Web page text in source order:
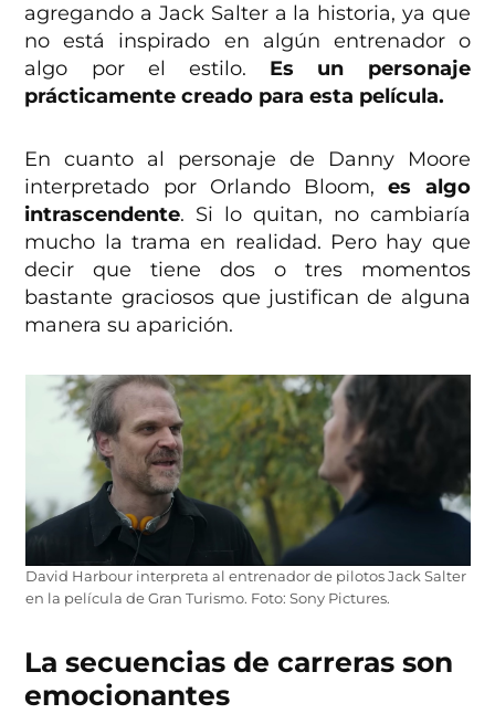
agregando a Jack Salter a la historia, ya que
no está inspirado en algún entrenador o
algo por el estilo. Es un personaje
prácticamente creado para esta película.
En cuanto al personaje de Danny Moore
interpretado por Orlando Bloom, es algo
intrascendente. Si lo quitan, no cambiaría
mucho la trama en realidad. Pero hay que
decir que tiene dos o tres momentos
bastante graciosos que justifican de alguna
manera su aparición.
David Harbour interpreta al entrenador de pilotos Jack Salter
en la película de Gran Turismo. Foto: Sony Pictures.
La secuencias de carreras son
emocionantes